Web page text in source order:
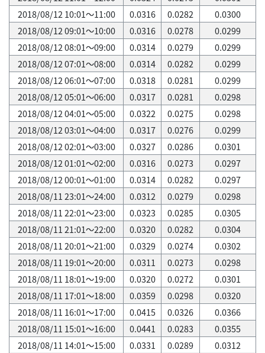
2018/08/12 10:01～11:00
0.0316 0.0282
0.0300
2018/08/12 09:01～10:00
0.0316 0.0278
0.0299
2018/08/12 08:01～09:00
0.0314 0.0279
0.0299
2018/08/12 07:01～08:00
0.0314 0.0282
0.0299
2018/08/12 06:01～07:00
0.0318 0.0281
0.0299
2018/08/12 05:01～06:00
0.0317 0.0281
0.0298
2018/08/12 04:01～05:00
0.0322 0.0275
0.0298
2018/08/12 03:01～04:00
0.0317 0.0276
0.0299
2018/08/12 02:01～03:00
0.0327 0.0286
0.0301
2018/08/12 01:01～02:00
0.0316 0.0273
0.0297
2018/08/12 00:01～01:00
0.0314 0.0282
0.0297
2018/08/11 23:01～24:00
0.0312 0.0279
0.0298
2018/08/11 22:01～23:00
0.0323 0.0285
0.0305
2018/08/11 21:01～22:00
0.0320 0.0282
0.0304
2018/08/11 20:01～21:00
0.0329 0.0274
0.0302
2018/08/11 19:01～20:00
0.0311 0.0273
0.0298
2018/08/11 18:01～19:00
0.0320 0.0272
0.0301
2018/08/11 17:01～18:00
0.0359 0.0298
0.0320
2018/08/11 16:01～17:00
0.0415 0.0326
0.0366
2018/08/11 15:01～16:00
0.0441 0.0283
0.0355
2018/08/11 14:01～15:00
0.0331 0.0289
0.0312